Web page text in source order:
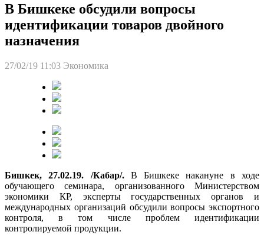
В Бишкеке обсудили вопросы
идентификации товаров двойного
назначения
27/02/19 11:03 Экономика
Бишкек, 27.02.19. /Кабар/.В Бишкеке накануне в ходе
обучающего семинара, организованного Министерством
экономики КР, эксперты государственных органов и
международных организаций обсудили вопросы экспортного
контроля, в том числе проблем идентификации
контролируемой продукции.